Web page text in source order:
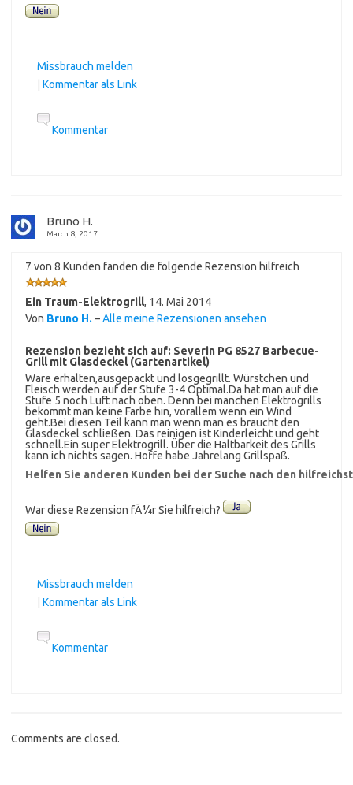
Missbrauch melden
Kommentar als Link
Kommentar
Bruno H.
March 8, 2017
7 von 8 Kunden fanden die folgende Rezension hilfreich
Ein Traum-Elektrogrill, 14. Mai 2014
Von Bruno H. –Alle meine Rezensionen ansehen
Rezension bezieht sich auf: Severin PG 8527 Barbecue-
Grill mit Glasdeckel (Gartenartikel)
Ware erhalten,ausgepackt und losgegrillt. Würstchen und
Fleisch werden auf der Stufe 3-4 Optimal.Da hat man auf die
Stufe 5 noch Luft nach oben. Denn bei manchen Elektrogrills
bekommt man keine Farbe hin, vorallem wenn ein Wind
geht.Bei diesen Teil kann man wenn man es braucht den
Glasdeckel schließen. Das reinigen ist Kinderleicht und geht
schnell.Ein super Elektrogrill. Über die Haltbarkeit des Grills
kann ich nichts sagen. Hoffe habe Jahrelang Grillspaß.
Helfen Sie anderen Kunden bei der Suche nach den
War diese Rezension fÃ¼r Sie hilfreich?
Missbrauch melden
Kommentar als Link
Kommentar
Comments are closed.